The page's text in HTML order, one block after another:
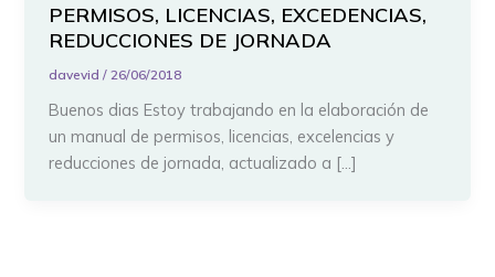
PERMISOS, LICENCIAS, EXCEDENCIAS,
REDUCCIONES DE JORNADA
davevid/26/06/2018
Buenos dias Estoy trabajando en la elaboración de
un manual de permisos, licencias, excelencias y
reducciones de jornada, actualizado a […]